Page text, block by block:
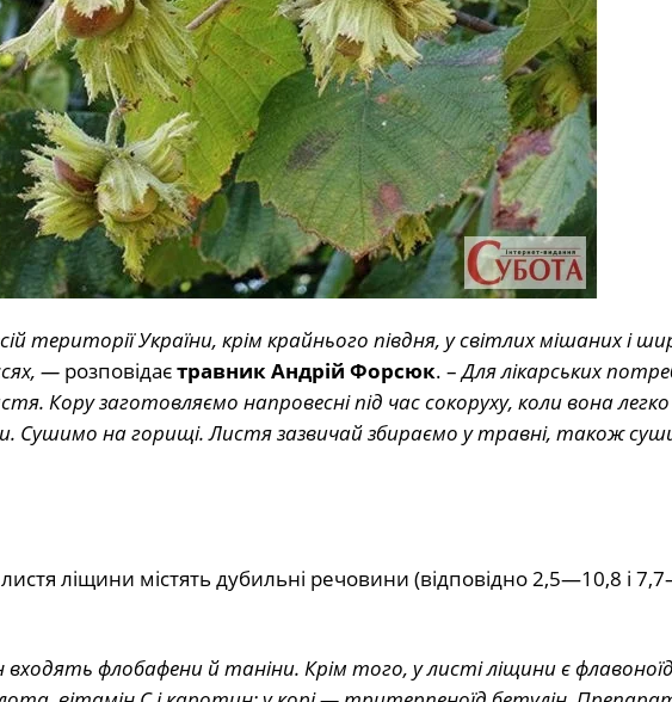
території України, крім крайнього півдня, у світлих мішаних і
—розповідаєтравник Андрій Форсюк. –Для лікарських
Кору заготовляємо напровесні під час сокоруху, коли вона легко
Сушимо на горищі. Листя зазвичай збираємо у травні, також
ліщини містять дубильні речовини (відповідно 2,5—10,8 і
входять флобафени й таніни. Крім того, у листі ліщини є